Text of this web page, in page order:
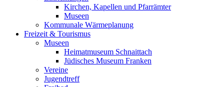
Kirchen, Kapellen und Pfarrämter
Museen
Kommunale Wärmeplanung
Freizeit & Tourismus
Museen
Heimatmuseum Schnaittach
Jüdisches Museum Franken
Vereine
Jugendtreff